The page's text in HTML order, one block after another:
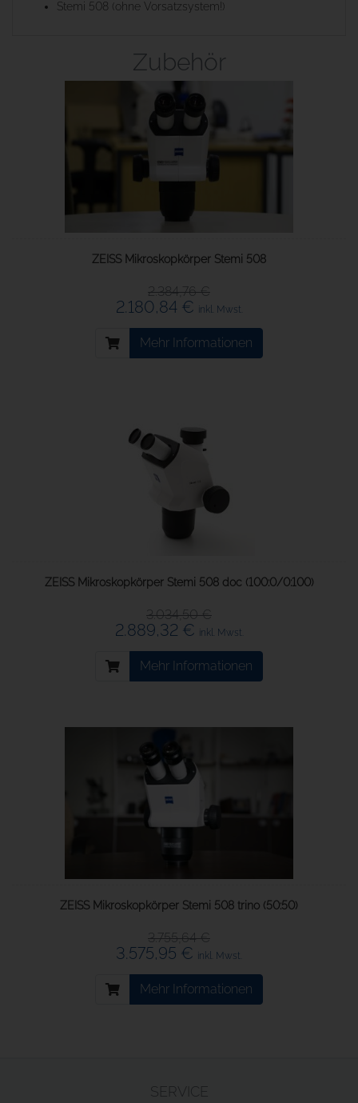
Stemi 508 (ohne Vorsatzsystem!)
Zubehör
ZEISS Mikroskopkörper Stemi 508
2.384,76 €
2.180,84 € inkl. Mwst.
Mehr Informationen
ZEISS Mikroskopkörper Stemi 508 doc (100:0/0:100)
3.034,50 €
2.889,32 € inkl. Mwst.
Mehr Informationen
ZEISS Mikroskopkörper Stemi 508 trino (50:50)
3.755,64 €
3.575,95 € inkl. Mwst.
Mehr Informationen
SERVICE